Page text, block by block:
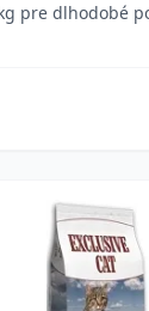
pre dlhodobé